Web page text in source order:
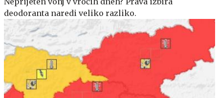
deodoranta naredi veliko razliko.